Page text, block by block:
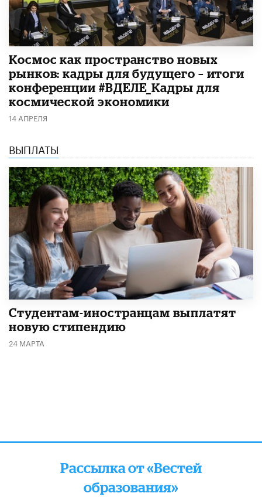
Космос как пространство новых
рынков: кадры для будущего – итоги
конференции #ВДЕЛЕ_Кадры для
космической экономики
14 АПРЕЛЯ
ВЫПЛАТЫ
Студентам-иностранцам выплатят
новую стипендию
24 МАРТА
Рассылка от «Вестей
образования»